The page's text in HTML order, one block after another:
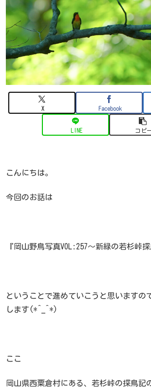
X Facebook
LINE コピ
こんにちは。
今回のお話は
『岡山野鳥写真VOL:257～新緑の若杉峠
ということで進めていこうと思いますの
します(*^_^*)
ここ
岡山県西粟倉村にある、若杉峠の探鳥記